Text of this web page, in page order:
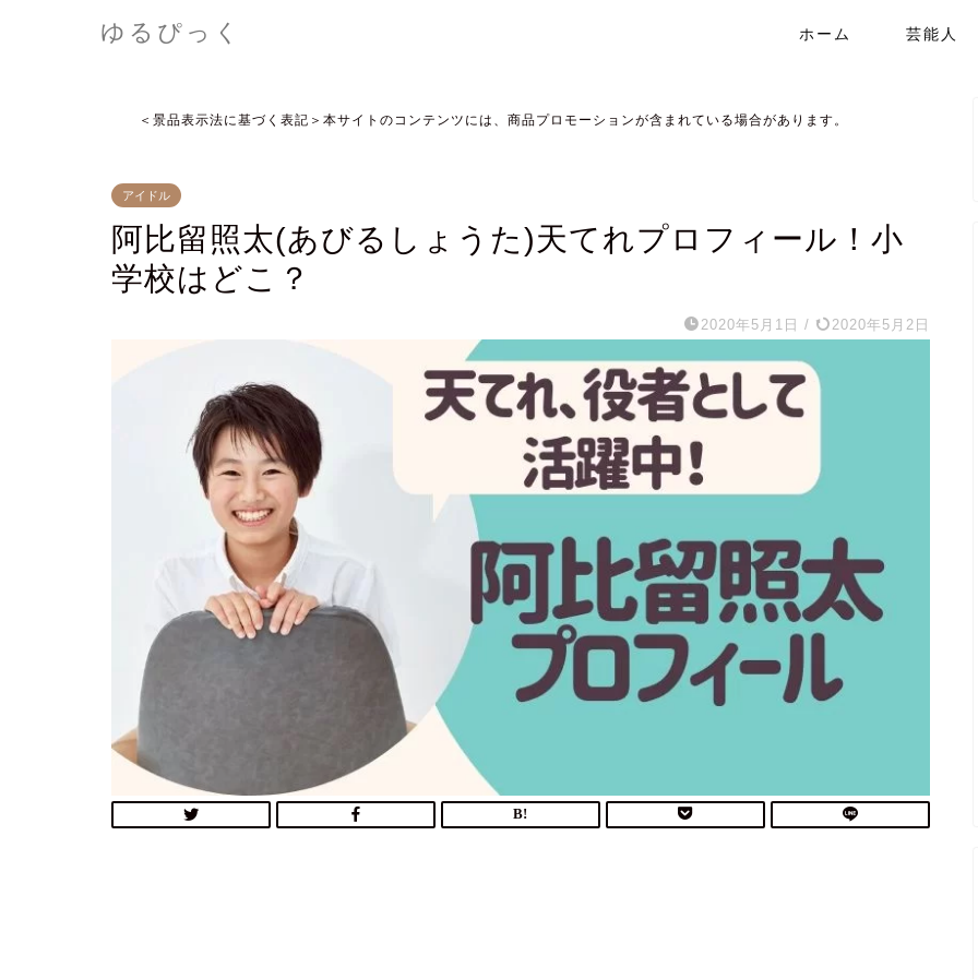
ゆるぴっく ホーム 芸能人
＜景品表示法に基づく表記＞本サイトのコンテンツには、商品プロモーションが含まれている場合があります。
アイドル
阿比留照太(あびるしょうた)天てれプロフィール！小
学校はどこ？
2020年5月1日 / 2020年5月2日